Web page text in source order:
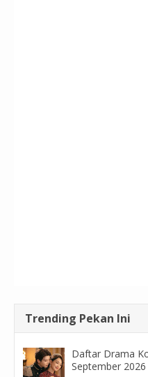
Trending Pekan Ini
Daftar Drama
September